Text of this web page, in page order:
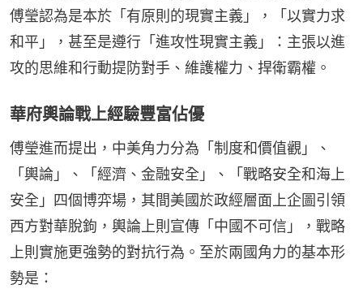
傅瑩認為是本於「有原則的現實主義」，「以實力求
和平」，甚至是遵行「進攻性現實主義」：主張以進
攻的思維和行動提防對手、維護權力、捍衛霸權。
華府輿論戰上經驗豐富佔優
傅瑩進而提出，中美角力分為「制度和價值觀」、
「輿論」、「經濟、金融安全」、「戰略安全和海上
安全」四個博弈場，其間美國於政經層面上企圖引領
西方對華脫鉤，輿論上則宣傳「中國不可信」，戰略
上則實施更強勢的對抗行為。至於兩國角力的基本形
勢是：